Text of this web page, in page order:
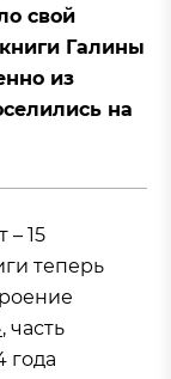
свой
Галины
из
на
– 15
теперь
, часть
года